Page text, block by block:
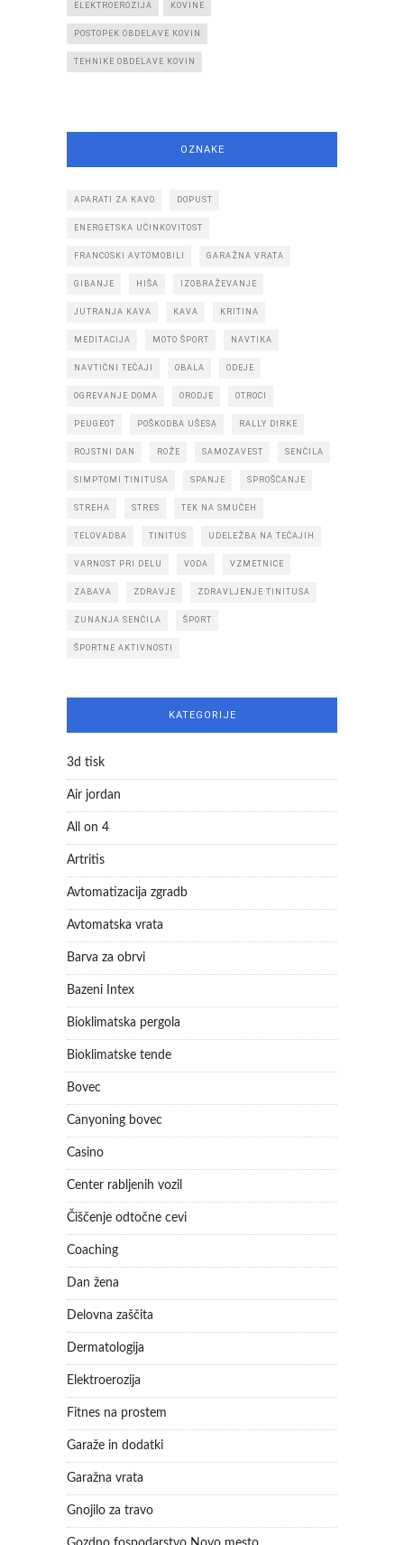
ELEKTROEROZIJA KOVINE
POSTOPEK OBDELAVE KOVIN
TEHNIKE OBDELAVE KOVIN
OZNAKE
APARATI ZA KAVO DOPUST
ENERGETSKA UČINKOVITOST
FRANCOSKI AVTOMOBILI GARAŽNA VRATA
GIBANJE HIŠA IZOBRAŽEVANJE
JUTRANJA KAVA KAVA KRITINA
MEDITACIJA MOTO ŠPORT NAVTIKA
NAVTIČNI TEČAJI OBALA ODEJE
OGREVANJE DOMA ORODJE OTROCI
PEUGEOT POŠKODBA UŠESA RALLY DIRKE
ROJSTNI DAN ROŽE SAMOZAVEST SENČILA
SIMPTOMI TINITUSA SPANJE SPROŠČANJE
STREHA STRES TEK NA SMUČEH
TELOVADBA TINITUS UDELEŽBA NA TEČAJIH
VARNOST PRI DELU VODA VZMETNICE
ZABAVA ZDRAVJE ZDRAVLJENJE TINITUSA
ZUNANJA SENČILA ŠPORT
ŠPORTNE AKTIVNOSTI
KATEGORIJE
3d tisk
Air jordan
All on 4
Artritis
Avtomatizacija zgradb
Avtomatska vrata
Barva za obrvi
Bazeni Intex
Bioklimatska pergola
Bioklimatske tende
Bovec
Canyoning bovec
Casino
Center rabljenih vozil
Čiščenje odtočne cevi
Coaching
Dan žena
Delovna zaščita
Dermatologija
Elektroerozija
Fitnes na prostem
Garaže in dodatki
Garažna vrata
Gnojilo za travo